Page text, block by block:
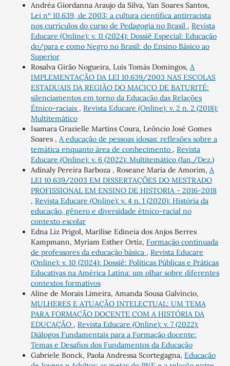
Andréa Giordanna Araujo da Silva, Yan Soares Santos,
Lei nº 10.639, de 2003: a cultura científica antirracista
nos currículos do curso de Pedagogia no Brasil , Revista
Educare (Online): v. 11 (2024): Dossiê Especial: Educação
do/para e como Negro no Brasil: do Ensino Básico ao
Superior
Rosalva Girão Nogueira, Luís Tomás Domingos, A
IMPLEMENTAÇÃO DA LEI 10.639/2003 NAS ESCOLAS
ESTADUAIS DA REGIÃO DO MACIÇO DE BATURITÉ:
silenciamentos em torno da Educação das Relações
Étnico-raciais , Revista Educare (Online): v. 2 n. 2 (2018):
Multitemático
Isamara Grazielle Martins Coura, Leôncio José Gomes
Soares , A educação de pessoas idosas: reflexões sobre a
temática enquanto área de conhecimento , Revista
Educare (Online): v. 6 (2022): Multitemático (Jan./Dez.)
Adinaly Pereira Barboza , Roseane Maria de Amorim, A
LEI 10.639/2003 EM DISSERTAÇÕES DO MESTRADO
PROFISSIONAL EM ENSINO DE HISTORIA - 2016-2018
, Revista Educare (Online): v. 4 n. 1 (2020): História da
educação, gênero e diversidade étnico-racial no
contexto escolar
Edna Liz Prigol, Marilise Edineia dos Anjos Berres
Kampmann, Myriam Esther Ortiz, Formação continuada
de professores da educação básica , Revista Educare
(Online): v. 10 (2024): Dossiê: Políticas Públicas e Práticas
Educativas na América Latina: um olhar sobre diferentes
contextos formativos
Aline de Morais Limeira, Amanda Sousa Galvíncio,
MULHERES E ATUAÇÃO INTELECTUAL: UM TEMA
PARA FORMAÇÃO DOCENTE COM A HISTÓRIA DA
EDUCAÇÃO , Revista Educare (Online): v. 7 (2022):
Diálogos Fundamentais para a Formação docente:
Temas e Desafios dos Fundamentos da Educação
Gabriele Bonck, Paola Andressa Scortegagna, Educação